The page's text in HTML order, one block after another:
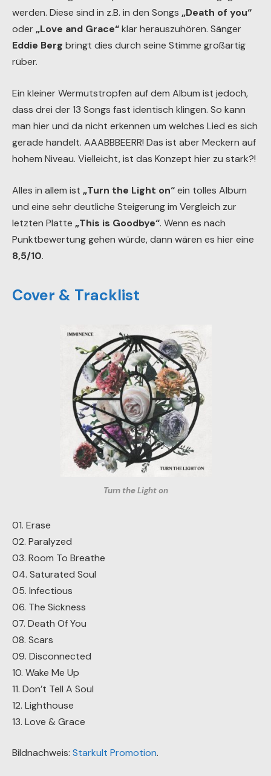
werden. Diese sind in z.B. in den Songs „Death of you“
oder„Love and Grace“klar herauszuhören. Sänger
Eddie Berg bringt dies durch seine Stimme großartig
rüber.
Ein kleiner Wermutstropfen auf dem Album ist jedoch,
dass drei der 13 Songs fast identisch klingen. So kann
man hier und da nicht erkennen um welches Lied es sich
gerade handelt. AAABBBEERR! Das ist aber Meckern auf
hohem Niveau. Vielleicht, ist das Konzept hier zu stark?!
Alles in allem ist „Turn the Light on“ein tolles Album
und eine sehr deutliche Steigerung im Vergleich zur
letzten Platte „This is Goodbye“. Wenn es nach
Punktbewertung gehen würde, dann wären es hier eine
8,5/10.
Cover & Tracklist
Turn the Light on
01. Erase
02. Paralyzed
03. Room To Breathe
04. Saturated Soul
05. Infectious
06. The Sickness
07. Death Of You
08. Scars
09. Disconnected
10. Wake Me Up
11. Don’t Tell A Soul
12. Lighthouse
13. Love & Grace
Bildnachweis: Starkult Promotion.